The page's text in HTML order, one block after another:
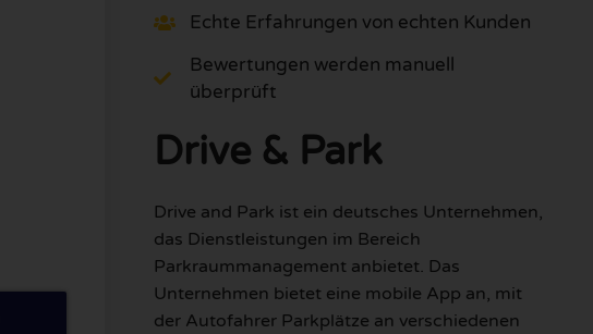
Echte Erfahrungen von echten Kunden
Bewertungen werden manuell
überprüft
Drive & Park
Drive and Park ist ein deutsches Unternehmen,
das Dienstleistungen im Bereich
Parkraummanagement anbietet. Das
Unternehmen bietet eine mobile App an, mit
der Autofahrer Parkplätze an verschiedenen